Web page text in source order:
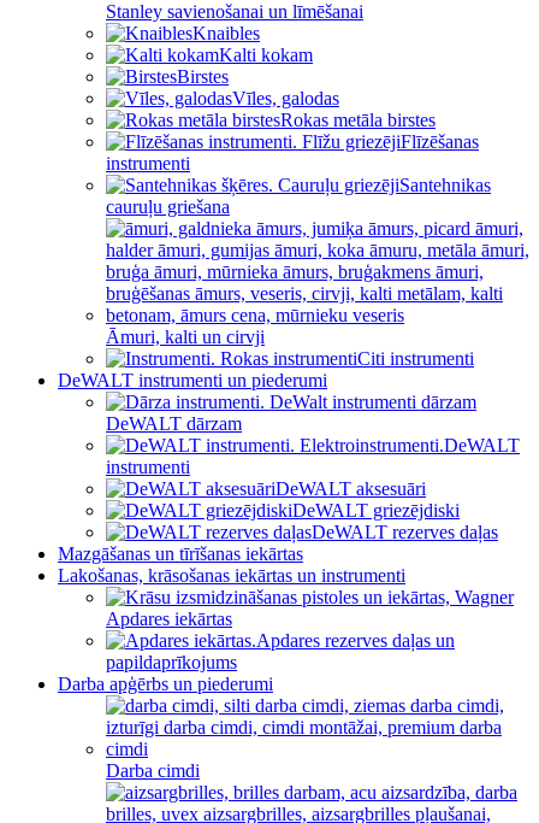
Stanley savienošanai un līmēšanai
Knaibles
Kalti kokam
Birstes
Vīles, galodas
Rokas metāla birstes
Flīzēšanas
instrumenti
Santehnikas
cauruļu griešana
Āmuri, kalti un cirvji
Citi instrumenti
DeWALT instrumenti un piederumi
DeWALT dārzam
DeWALT
instrumenti
DeWALT aksesuāri
DeWALT griezējdiski
DeWALT rezerves daļas
Mazgāšanas un tīrīšanas iekārtas
Lakošanas, krāsošanas iekārtas un instrumenti
Apdares iekārtas
Apdares rezerves daļas un
papildaprīkojums
Darba apģērbs un piederumi
Darba cimdi